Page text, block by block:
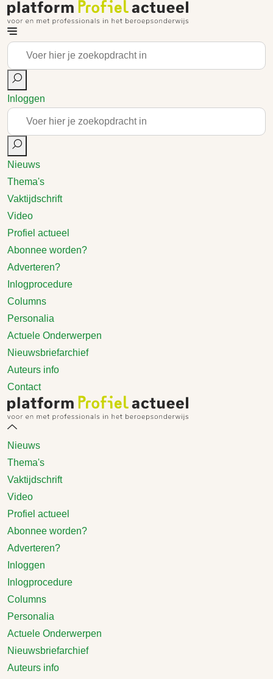
Inloggen
Nieuws
Thema's
Vaktijdschrift
Video
Profiel actueel
Abonnee worden?
Adverteren?
Inlogprocedure
Columns
Personalia
Actuele Onderwerpen
Nieuwsbriefarchief
Auteurs info
Contact
Nieuws
Thema's
Vaktijdschrift
Video
Profiel actueel
Abonnee worden?
Adverteren?
Inloggen
Inlogprocedure
Columns
Personalia
Actuele Onderwerpen
Nieuwsbriefarchief
Auteurs info